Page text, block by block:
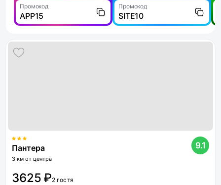
Промокод
APP15
Промокод
SITE10
Пантера
3 км от центра
9.1
3625 ₽2 гостя